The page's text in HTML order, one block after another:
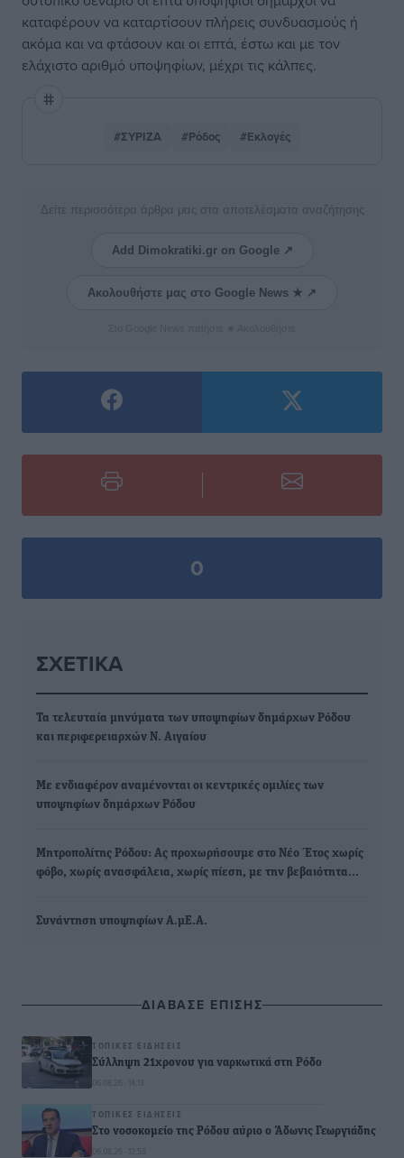
καταφέρουν να καταρτίσουν πλήρεις συνδυασμούς ή
ακόμα και να φτάσουν και οι επτά, έστω και με τον
ελάχιστο αριθμό υποψηφίων, μέχρι τις κάλπες.
#ΣΥΡΙΖΑ #Ρόδος #Εκλογές
Δείτε περισσότερα άρθρα μας στα αποτελέσματα αναζήτησης
Add Dimokratiki.gr on Google ↗
Ακολουθήστε μας στο Google News ★ ↗
0
ΣΧΕΤΙΚΆ
Τα τελευταία μηνύματα των υποψηφίων δημάρχων Ρόδου
και περιφερειαρχών Ν. Αιγαίου
Με ενδιαφέρον αναμένονται οι κεντρικές ομιλίες των
υποψηφίων δημάρχων Ρόδου
Μητροπολίτης Ρόδου: Ας προχωρήσουμε στο Νέο Έτος χωρίς
φόβο, χωρίς ανασφάλεια, χωρίς πίεση, με την βεβαιότητα…
Συνάντηση υποψηφίων Α.μΕ.Α.
ΔΙΑΒΑΣΕ ΕΠΙΣΗΣ
ΤΟΠΙΚΈΣ ΕΙΔΉΣΕΙΣ
Σύλληψη 21χρονου για ναρκωτικά στη Ρόδο
06.08.26 · 14:13
ΤΟΠΙΚΈΣ ΕΙΔΉΣΕΙΣ
Στο νοσοκομείο της Ρόδου αύριο ο Άδωνις Γεωργιάδης
06.08.26 · 13:58